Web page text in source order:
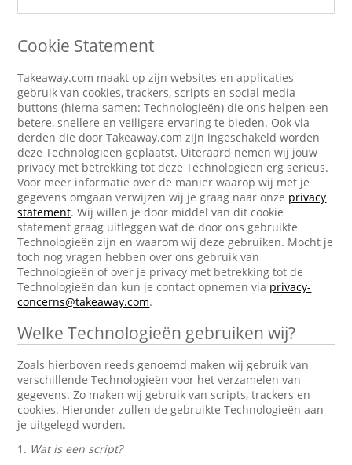
Cookie Statement
Takeaway.com maakt op zijn websites en applicaties
gebruik van cookies, trackers, scripts en social media
buttons (hierna samen: Technologieën) die ons helpen een
betere, snellere en veiligere ervaring te bieden. Ook via
derden die door Takeaway.com zijn ingeschakeld worden
deze Technologieën geplaatst. Uiteraard nemen wij jouw
privacy met betrekking tot deze Technologieën erg serieus.
Voor meer informatie over de manier waarop wij met je
gegevens omgaan verwijzen wij je graag naar onze privacy
statement. Wij willen je door middel van dit cookie
statement graag uitleggen wat de door ons gebruikte
Technologieën zijn en waarom wij deze gebruiken. Mocht je
toch nog vragen hebben over ons gebruik van
Technologieën of over je privacy met betrekking tot de
Technologieën dan kun je contact opnemen via privacy-
concerns@takeaway.com.
Welke Technologieën gebruiken wij?
Zoals hierboven reeds genoemd maken wij gebruik van
verschillende Technologieën voor het verzamelen van
gegevens. Zo maken wij gebruik van scripts, trackers en
cookies. Hieronder zullen de gebruikte Technologieën aan
je uitgelegd worden.
1. Wat is een script?